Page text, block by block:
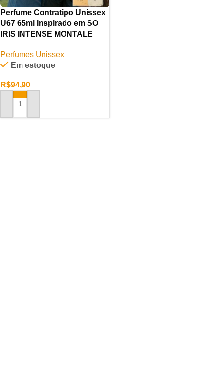
Perfume Contratipo Unissex
U67 65ml Inspirado em SO
IRIS INTENSE MONTALE
Perfumes Unissex
Em estoque
R$94,90
ADICIONAR AO CARRINHO